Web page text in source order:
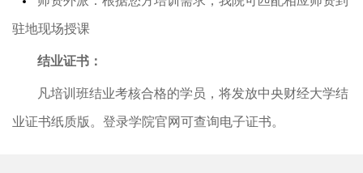
驻地现场授课
结业证书：
凡培训班结业考核合格的学员，将发放中央财经大学结
业证书纸质版。登录学院官网可查询电子证书。